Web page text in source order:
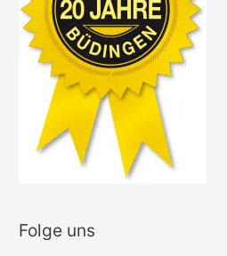
Folge uns